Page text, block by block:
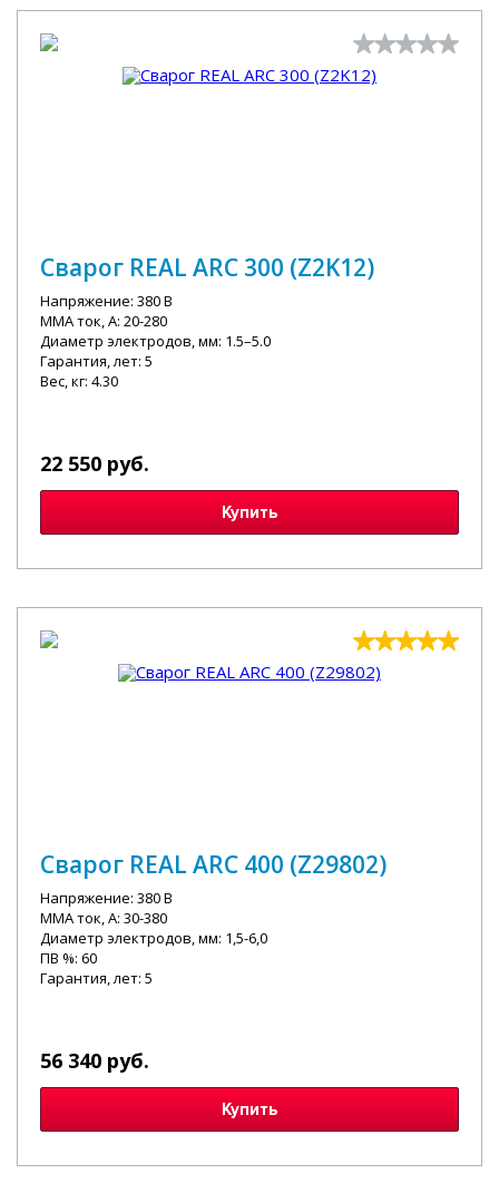
Сварог REAL ARC 300 (Z2K12)
Напряжение: 380 В
MMA ток, А: 20-280
Диаметр электродов, мм: 1.5–5.0
Гарантия, лет: 5
Вес, кг: 4.30
22 550 руб.
Купить
Сварог REAL ARC 400 (Z29802)
Напряжение: 380 В
MMA ток, А: 30-380
Диаметр электродов, мм: 1,5-6,0
ПВ %: 60
Гарантия, лет: 5
56 340 руб.
Купить